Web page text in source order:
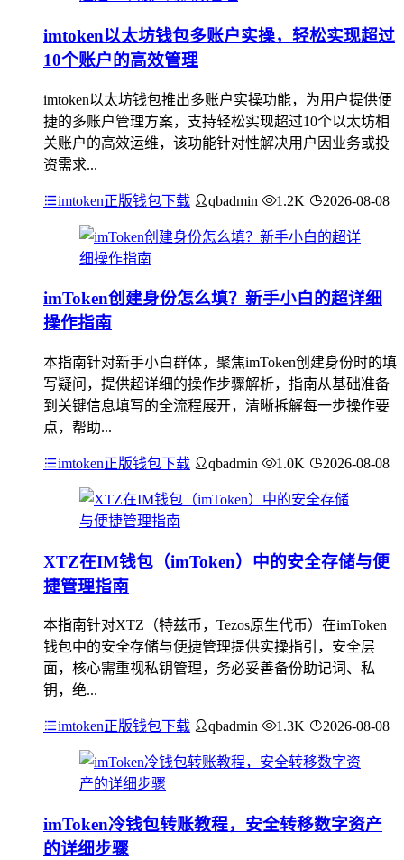
imtoken以太坊钱包多账户实操，轻松实现超过
10个账户的高效管理
imtoken以太坊钱包推出多账户实操功能，为用户提供便
捷的多账户管理方案，支持轻松实现超过10个以太坊相
关账户的高效运维，该功能针对性解决用户因业务或投
资需求...
imtoken正版钱包下载 qbadmin 1.2K 2026-08-08
imToken创建身份怎么填？新手小白的超详细
操作指南
本指南针对新手小白群体，聚焦imToken创建身份时的填
写疑问，提供超详细的操作步骤解析，指南从基础准备
到关键信息填写的全流程展开，清晰拆解每一步操作要
点，帮助...
imtoken正版钱包下载 qbadmin 1.0K 2026-08-08
XTZ在IM钱包（imToken）中的安全存储与便
捷管理指南
本指南针对XTZ（特兹币，Tezos原生代币）在imToken
钱包中的安全存储与便捷管理提供实操指引，安全层
面，核心需重视私钥管理，务必妥善备份助记词、私
钥，绝...
imtoken正版钱包下载 qbadmin 1.3K 2026-08-08
imToken冷钱包转账教程，安全转移数字资产
的详细步骤